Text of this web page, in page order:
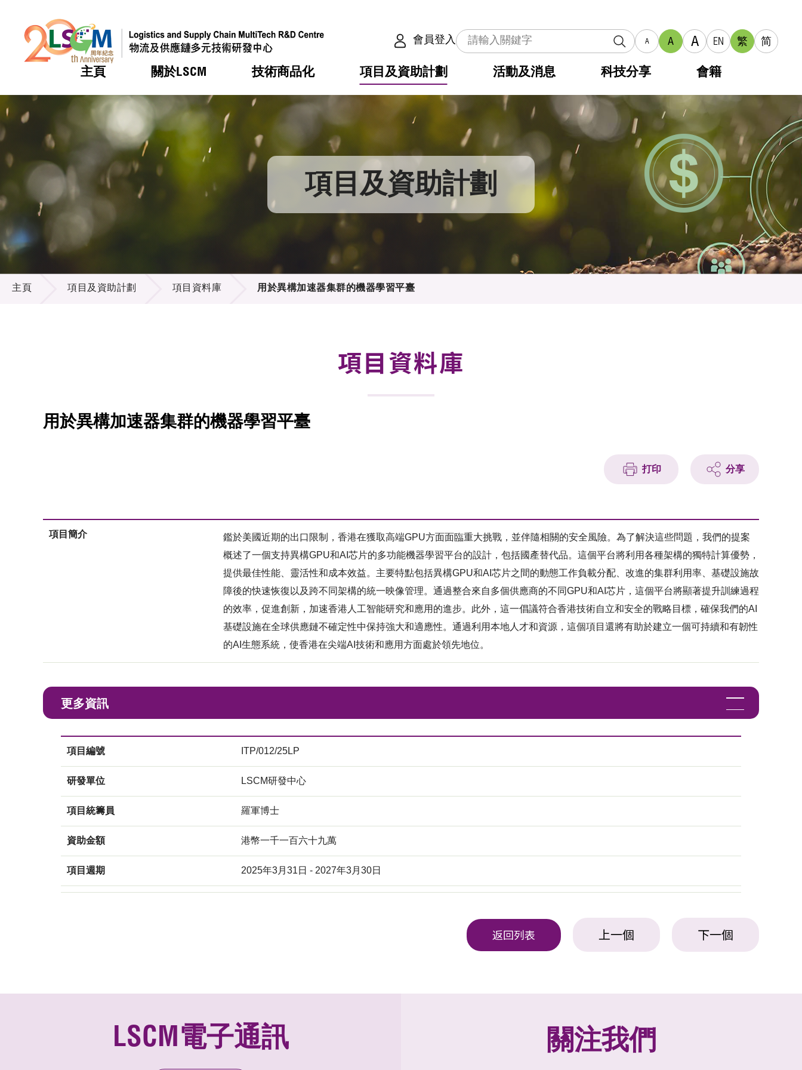
會員登入 A A A EN 繁 简
主頁 關於LSCM
熱門
LSCM 動向
機構簡介
服務範疇
組織架構
供應商登記
技術商品化
熱門
LSCM 動向
服務
應用於公共服務之創新技術
項目及資助計劃
熱門
LSCM 動向
合作計劃
資助計劃
項目資料庫
活動及消息
熱門
LSCM 動向
活動
業界活動
獎項
多媒體
出版刊物
科技分享 會籍
熱門
LSCM 動向
會籍及服務
會員列表
項目及資助計劃
項目及資助計劃
主頁 項目及資助計劃 項目資料庫 用於異構加速器集群的機器學習平臺
項目資料庫
用於異構加速器集群的機器學習平臺
打印 分享
項目簡介
鑑於美國近期的出口限制，香港在獲取高端GPU方面面臨重大挑戰，並伴隨相關的安全風險。為了解決這些問題，我們的提案
概述了一個支持異構GPU和AI芯片的多功能機器學習平台的設計，包括國產替代品。這個平台將利用各種架構的獨特計算優勢，
提供最佳性能、靈活性和成本效益。主要特點包括異構GPU和AI芯片之間的動態工作負載分配、改進的集群利用率、基礎設施故
障後的快速恢復以及跨不同架構的統一映像管理。通過整合來自多個供應商的不同GPU和AI芯片，這個平台將顯著提升訓練過程
的效率，促進創新，加速香港人工智能研究和應用的進步。此外，這一倡議符合香港技術自立和安全的戰略目標，確保我們的AI
基礎設施在全球供應鏈不確定性中保持強大和適應性。通過利用本地人才和資源，這個項目還將有助於建立一個可持續和有韌性
的AI生態系統，使香港在尖端AI技術和應用方面處於領先地位。
更多資訊
項目編號 ITP/012/25LP
研發單位 LSCM研發中心
項目統籌員 羅軍博士
資助金額 港幣一千一百六十九萬
項目週期 2025年3月31日 - 2027年3月30日
返回列表 上一個 下一個
LSCM電子通訊 關注我們